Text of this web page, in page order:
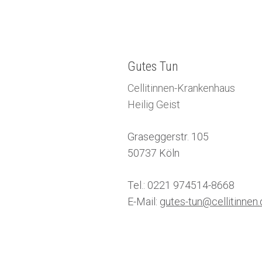
Gutes Tun
Cellitinnen-Krankenhaus
Heilig Geist
Graseggerstr. 105
50737 Köln
Tel.: 0221 974514-8668
E-Mail: gutes-